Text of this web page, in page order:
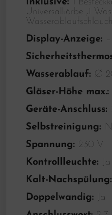
Inklusive: 1
Universalkörbe ,1
Wasserablaufschlauch
Display-Anzeige: –
Wasserablauf: Ø
Gläser-Höhe max.:
Geräte-Anschluss:
Selbstreinigung:
Spannung: 230 V
Kontrollleuchte:
Ja
Kalt-Nachspülung:
Doppelwandig:
Ja